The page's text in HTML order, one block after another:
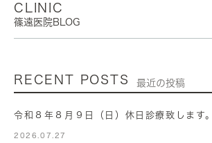
CLINIC
篠遠医院BLOG
RECENT POSTS 最近の投稿
令和８年８月９日（日）休日診療致します。
2026.07.27